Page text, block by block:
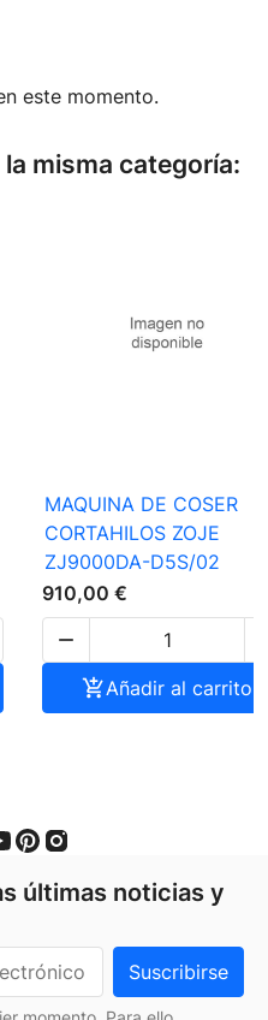
este momento.
misma categoría:
MAQUINA DE COSER
CORTAHILOS ZOJE
ZJ9000DA-D5S/02
910,00 €

Añadir al carrito
últimas noticias y